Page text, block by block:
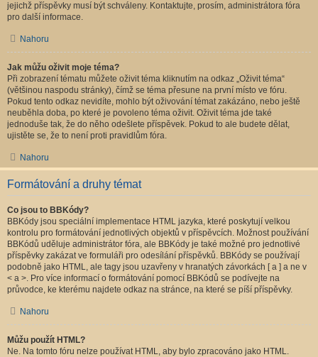
jejichž příspěvky musí být schváleny. Kontaktujte, prosím, administrátora fóra
pro další informace.
Nahoru
Jak můžu oživit moje téma?
Při zobrazení tématu můžete oživit téma kliknutím na odkaz „Oživit téma“
(většinou naspodu stránky), čímž se téma přesune na první místo ve fóru.
Pokud tento odkaz nevidíte, mohlo být oživování témat zakázáno, nebo ještě
neuběhla doba, po které je povoleno téma oživit. Oživit téma jde také
jednoduše tak, že do něho odešlete příspěvek. Pokud to ale budete dělat,
ujistěte se, že to není proti pravidlům fóra.
Nahoru
Formátování a druhy témat
Co jsou to BBKódy?
BBKódy jsou speciální implementace HTML jazyka, které poskytují velkou
kontrolu pro formátování jednotlivých objektů v příspěvcích. Možnost používání
BBKódů uděluje administrátor fóra, ale BBKódy je také možné pro jednotlivé
příspěvky zakázat ve formuláři pro odesílání příspěvků. BBKódy se používají
podobně jako HTML, ale tagy jsou uzavřeny v hranatých závorkách [ a ] a ne v
< a >. Pro více informací o formátování pomocí BBKódů se podívejte na
průvodce, ke kterému najdete odkaz na stránce, na které se píší příspěvky.
Nahoru
Můžu použít HTML?
Ne. Na tomto fóru nelze používat HTML, aby bylo zpracováno jako HTML.